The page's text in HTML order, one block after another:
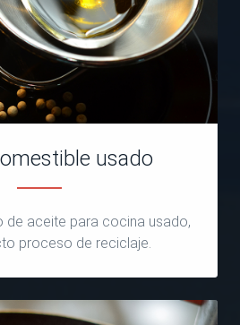
usado
de aceite para cocina usado,
proceso de reciclaje.